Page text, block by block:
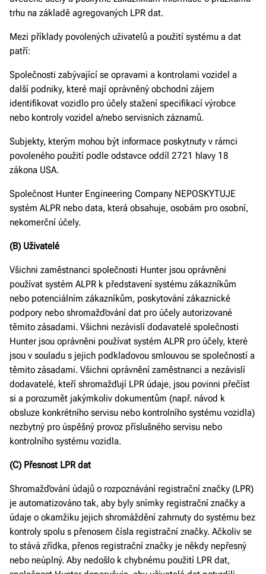
trhu na základě agregovaných LPR dat.
Mezi příklady povolených uživatelů a použití systému a dat
patří:
Společnosti zabývající se opravami a kontrolami vozidel a
další podniky, které mají oprávněný obchodní zájem
identifikovat vozidlo pro účely stažení specifikací výrobce
nebo kontroly vozidel a/nebo servisních záznamů.
Subjekty, kterým mohou být informace poskytnuty v rámci
povoleného použití podle odstavce oddíl 2721 hlavy 18
zákona USA.
Společnost Hunter Engineering Company NEPOSKYTUJE
systém ALPR nebo data, která obsahuje, osobám pro osobní,
nekomerční účely.
(B) Uživatelé
Všichni zaměstnanci společnosti Hunter jsou oprávněni
používat systém ALPR k představení systému zákazníkům
nebo potenciálním zákazníkům, poskytování zákaznické
podpory nebo shromažďování dat pro účely autorizované
těmito zásadami. Všichni nezávislí dodavatelé společnosti
Hunter jsou oprávněni používat systém ALPR pro účely, které
jsou v souladu s jejich podkladovou smlouvou se společností a
těmito zásadami. Všichni oprávnění zaměstnanci a nezávislí
dodavatelé, kteří shromažďují LPR údaje, jsou povinni přečíst
si a porozumět jakýmkoliv dokumentům (např. návod k
obsluze konkrétního servisu nebo kontrolního systému vozidla)
nezbytný pro úspěšný provoz příslušného servisu nebo
kontrolního systému vozidla.
(C) Přesnost LPR dat
Shromažďování údajů o rozpoznávání registrační značky (LPR)
je automatizováno tak, aby byly snímky registrační značky a
údaje o okamžiku jejich shromáždění zahrnuty do systému bez
kontroly spolu s přenosem čísla registrační značky. Ačkoliv se
to stává zřídka, přenos registrační značky je někdy nepřesný
nebo neúplný. Aby nedošlo k chybnému použití LPR dat,